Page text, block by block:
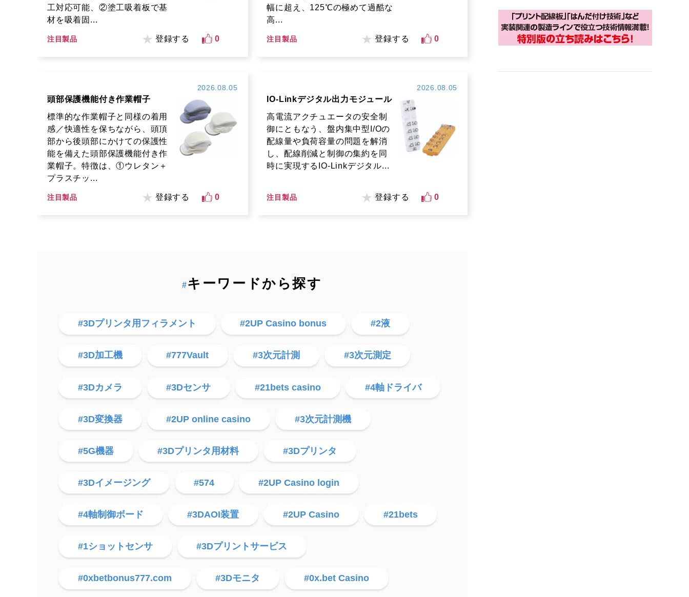
工対応可能、②塗工吸着板で基
材を吸着固...
注目製品 登録する 0
幅に超え、125℃の極めて過酷な
高...
注目製品 登録する 0
2026.08.05
頭部保護機能付き作業帽子
標準的な作業帽子と同様の着用
感／快適性を保ちながら、頭頂
部から後頭部にかけての保護性
能を備えた頭部保護機能付き作
業帽子。特徴は、①ウレタン＋
プラスチッ...
注目製品 登録する 0
2026.08.05
IO-Linkデジタル出力モジュール
高電流アクチュエータの安全制
御にともなう、盤内集中型I/Oの
配線量や負荷容量の問題を解消
し、配線削減と制御の集約を同
時に実現するIO-Linkデジタル...
注目製品 登録する 0
#キーワードから探す
#3Dプリンタ用フィラメント #2UP Casino bonus #2液
#3D加工機 #777Vault #3次元計測 #3次元測定
#3Dカメラ #3Dセンサ #21bets casino #4軸ドライバ
#3D変換器 #2UP online casino #3次元計測機
#5G機器 #3Dプリンタ用材料 #3Dプリンタ
#3Dイメージング #574 #2UP Casino login
#4軸制御ボード #3DAOI装置 #2UP Casino #21bets
#1ショットセンサ #3Dプリントサービス
#0xbetbonus777.com #3Dモニタ #0x.bet Casino